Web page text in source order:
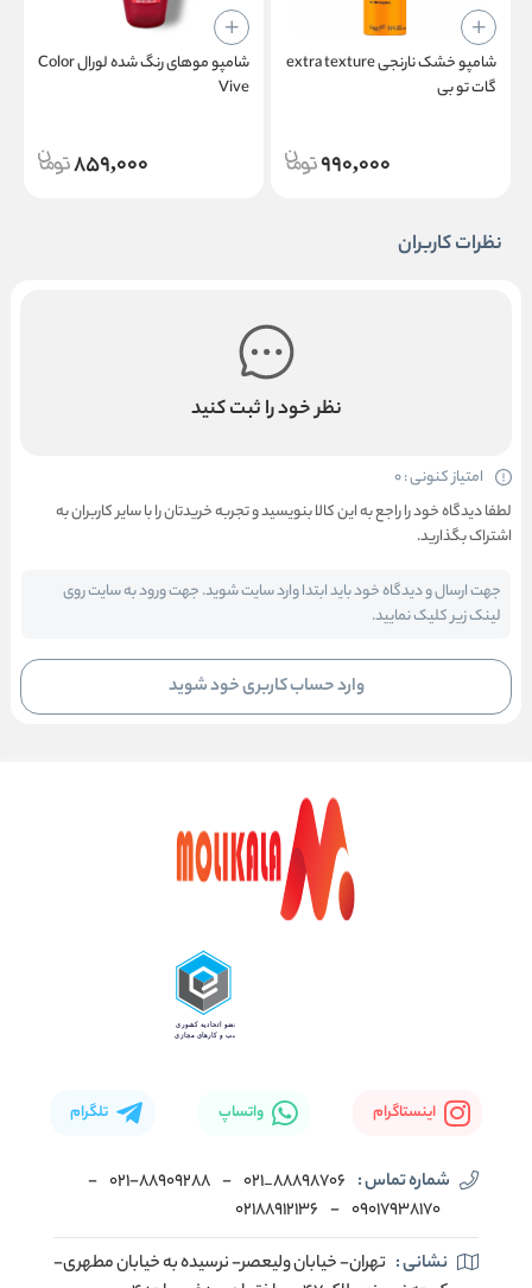
شامپو خشک نارنجی extra texture
گات تو بی
990,000
شامپو موهای رنگ شده لورال Color
Vive
859,000
نظرات کاربران
نظر خود را ثبت کنید
امتیاز کنونی : 0
لطفا دیدگاه خود را راجع به این کالا بنویسید و تجربه خریدتان را با سایر کاربران به
اشتراک بگذارید.
جهت ارسال و دیدگاه خود باید ابتدا وارد سایت شوید. جهت ورود به سایت روی
لینک زیر کلیک نمایید.
وارد حساب کاربری خود شوید
اینستاگرام واتساپ تلگرام
شماره تماس : 88898706_021
- ۰۲۱-۸۸۹۰۹۲۸۸ -
۰۹۰۱۷۹۳۸۱۷۰ -
02188912136
نشانی : تهران- خیابان ولیعصر- نرسیده به خیابان مطهری-